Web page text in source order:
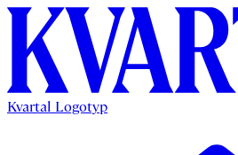
Kvartal Logotyp